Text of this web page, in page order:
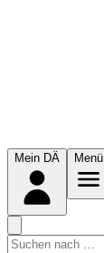
Mein DÄ Menü